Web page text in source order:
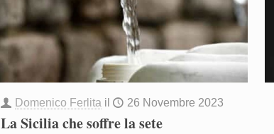
Domenico Ferlita il 26 Novembre 2023
La Sicilia che soffre la sete